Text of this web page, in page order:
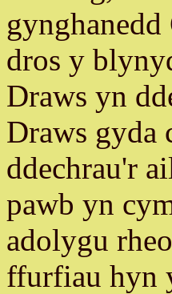
dros y
Draws yn
Draws gyda
ddechrau'r
pawb yn
adolygu
ffurfiau hyn